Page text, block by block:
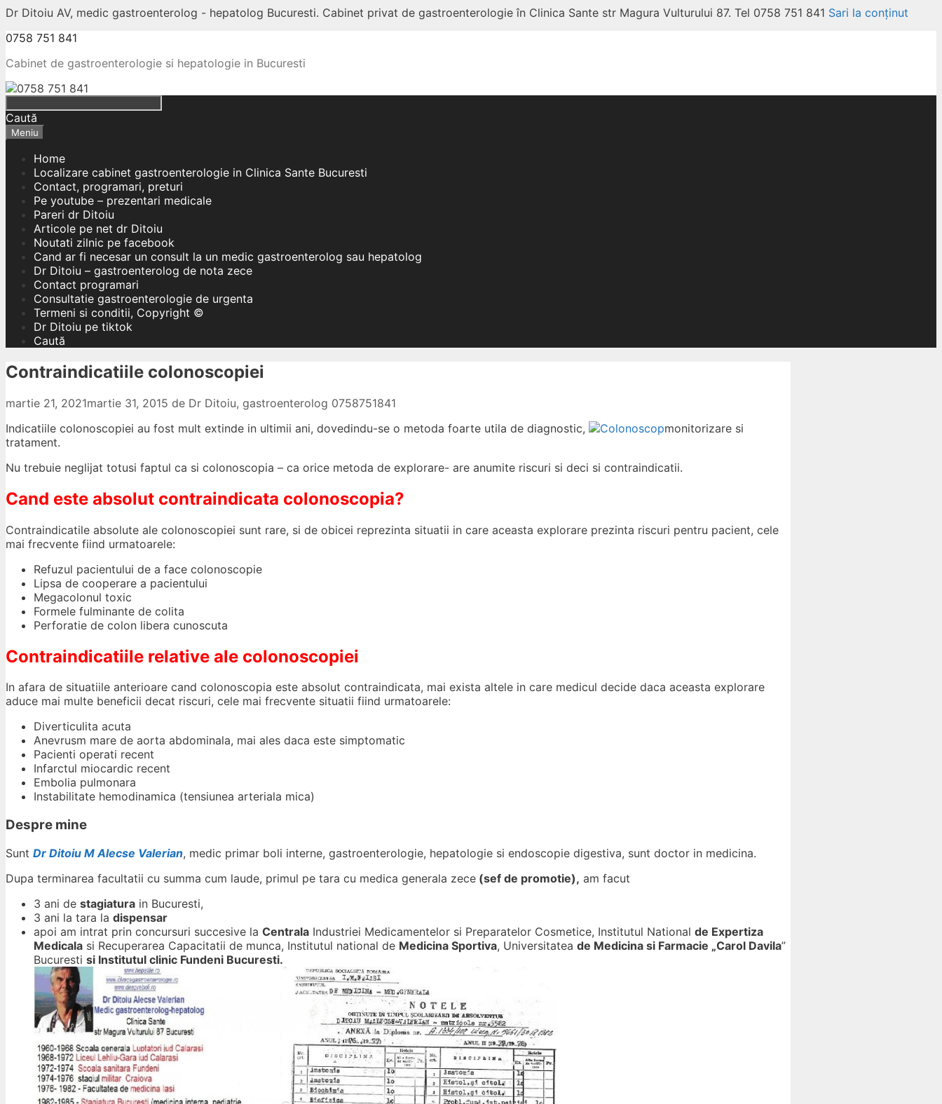
Dr Ditoiu AV, medic gastroenterolog - hepatolog Bucuresti. Cabinet privat de gastroenterologie în Clinica Sante str Magura Vulturului 87. Tel 0758 751 841 Sari la conținut
0758 751 841
Cabinet de gastroenterologie si hepatologie in Bucuresti
Caută
Meniu
Home
Localizare cabinet gastroenterologie in Clinica Sante Bucuresti
Contact, programari, preturi
Pe youtube – prezentari medicale
Pareri dr Ditoiu
Articole pe net dr Ditoiu
Noutati zilnic pe facebook
Cand ar fi necesar un consult la un medic gastroenterolog sau hepatolog
Dr Ditoiu – gastroenterolog de nota zece
Contact programari
Consultatie gastroenterologie de urgenta
Termeni si conditii, Copyright ©
Dr Ditoiu pe tiktok
Caută
Contraindicatiile colonoscopiei
martie 21, 2021martie 31, 2015 de Dr Ditoiu, gastroenterolog 0758751841
Indicatiile colonoscopiei au fost mult extinde in ultimii ani, dovedindu-se o metoda foarte utila de diagnostic,
monitorizare si
tratament.
Nu trebuie neglijat totusi faptul ca si colonoscopia – ca orice metoda de explorare- are anumite riscuri si deci si contraindicatii.
Cand este absolut contraindicata colonoscopia?
Contraindicatile absolute ale colonoscopiei sunt rare, si de obicei reprezinta situatii in care aceasta explorare prezinta riscuri pentru pacient, cele
mai frecvente fiind urmatoarele:
Refuzul pacientului de a face colonoscopie
Lipsa de cooperare a pacientului
Megacolonul toxic
Formele fulminante de colita
Perforatie de colon libera cunoscuta
Contraindicatiile relative ale colonoscopiei
In afara de situatiile anterioare cand colonoscopia este absolut contraindicata, mai exista altele in care medicul decide daca aceasta explorare
aduce mai multe beneficii decat riscuri, cele mai frecvente situatii fiind urmatoarele:
Diverticulita acuta
Anevrusm mare de aorta abdominala, mai ales daca este simptomatic
Pacienti operati recent
Infarctul miocardic recent
Embolia pulmonara
Instabilitate hemodinamica (tensiunea arteriala mica)
Despre mine
Sunt Dr Ditoiu M Alecse Valerian, medic primar boli interne, gastroenterologie, hepatologie si endoscopie digestiva, sunt doctor in medicina.
Dupa terminarea facultatii cu summa cum laude, primul pe tara cu medica generala zece (sef de promotie), am facut
3 ani de stagiatura in Bucuresti,
3 ani la tara la dispensar
apoi am intrat prin concursuri succesive la Centrala Industriei Medicamentelor si Preparatelor Cosmetice, Institutul National de Expertiza
Medicala si Recuperarea Capacitatii de munca, Institutul national de Medicina Sportiva, Universitatea de Medicina si Farmacie „Carol Davila”
Bucuresti si Institutul clinic Fundeni Bucuresti.